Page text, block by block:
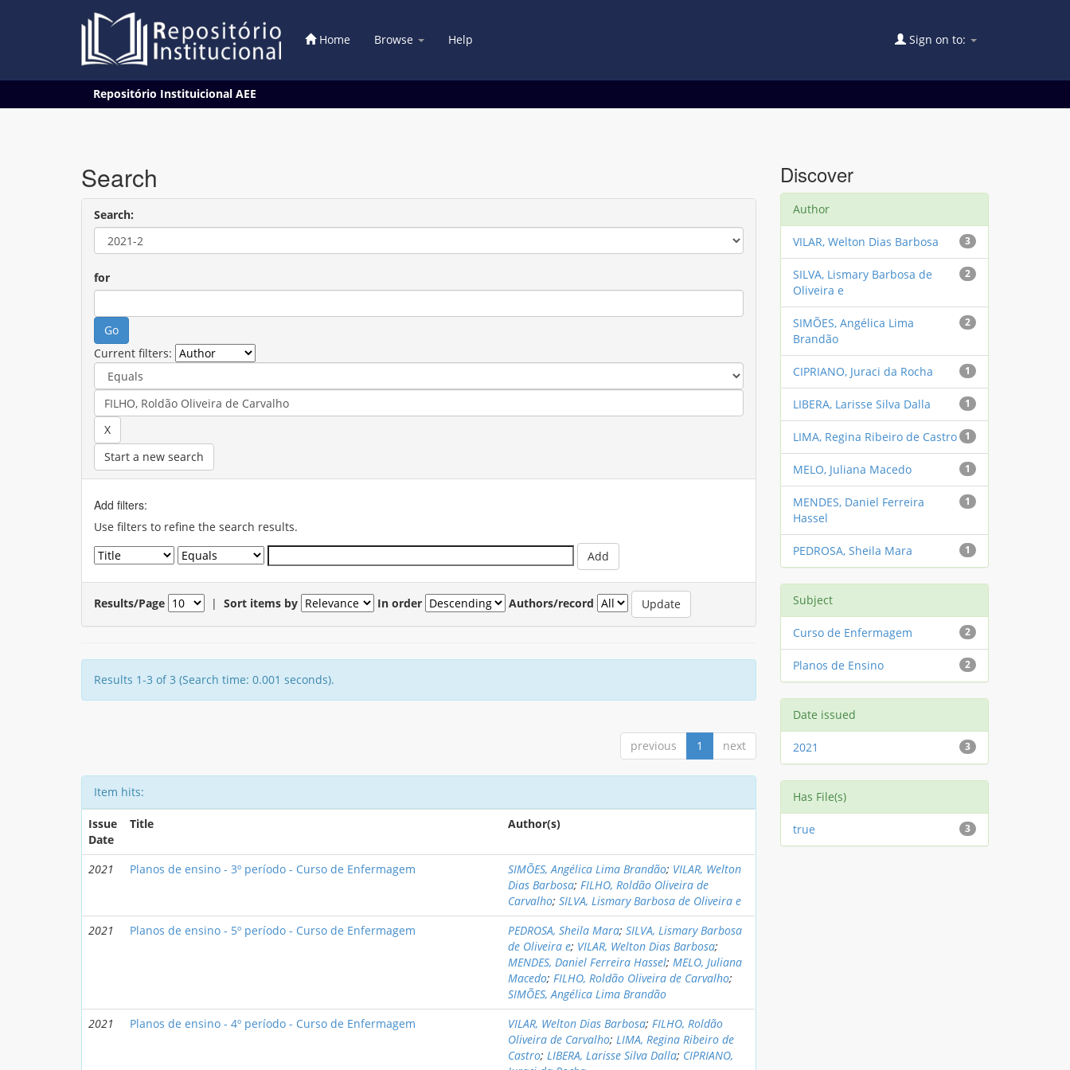
Home Browse Help Sign on to:
Repositório Instituicional AEE
Search
Search:
for
Current filters:
Start a new search
Add filters:
Use filters to refine the search results.
Results/Page | Sort items by In order Authors/record
Results 1-3 of 3 (Search time: 0.001 seconds).
previous 1 next
Item hits:
Issue
Date
Title Author(s)
2021 Planos de ensino - 3º período - Curso de Enfermagem SIMÕES, Angélica Lima Brandão; VILAR, Welton
Dias Barbosa;FILHO, Roldão Oliveira de
Carvalho;SILVA, Lismary Barbosa de Oliveira e
2021
Planos de ensino - 5º período - Curso de Enfermagem PEDROSA, Sheila Mara;SILVA, Lismary Barbosa
de Oliveira e; VILAR, Welton Dias Barbosa;
MENDES, Daniel Ferreira Hassel;MELO, Juliana
Macedo;FILHO, Roldão Oliveira de Carvalho;
SIMÕES, Angélica Lima Brandão
2021
Planos de ensino - 4º período - Curso de Enfermagem VILAR, Welton Dias Barbosa;FILHO, Roldão
Oliveira de Carvalho;LIMA, Regina Ribeiro de
Castro;LIBERA, Larisse Silva Dalla; CIPRIANO,
Discover
Author
3
VILAR, Welton Dias Barbosa
2
SILVA, Lismary Barbosa de
Oliveira e
2
SIMÕES, Angélica Lima
Brandão
1
CIPRIANO, Juraci da Rocha
1
LIBERA, Larisse Silva Dalla
1
LIMA, Regina Ribeiro de Castro
1
MELO, Juliana Macedo
1
MENDES, Daniel Ferreira
Hassel
1
PEDROSA, Sheila Mara
Subject
2
Curso de Enfermagem
2
Planos de Ensino
Date issued
3
2021
Has File(s)
3
true